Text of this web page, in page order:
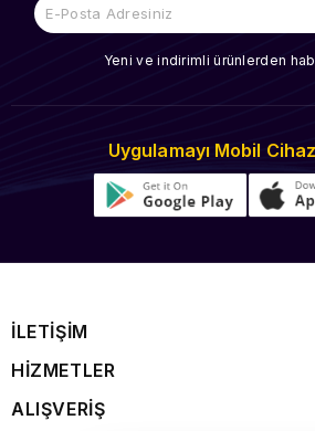
Yeni ve indirimli ürünlerden
Uygulamayı Mobil
İLETİŞİM
HİZMETLER
ALIŞVERİŞ